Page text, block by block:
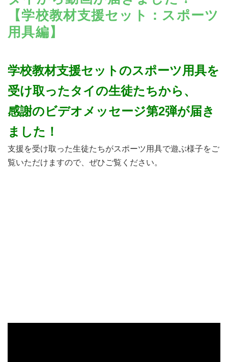
寄付する
【学校教材支援セット：スポーツ
用具編】
学校教材支援セットのスポーツ用具を
受け取ったタイの生徒たちから、
感謝のビデオメッセージ第2弾が届き
ました！
支援を受け取った生徒たちがスポーツ用具で遊ぶ様子をご
覧いただけますので、ぜひご覧ください。